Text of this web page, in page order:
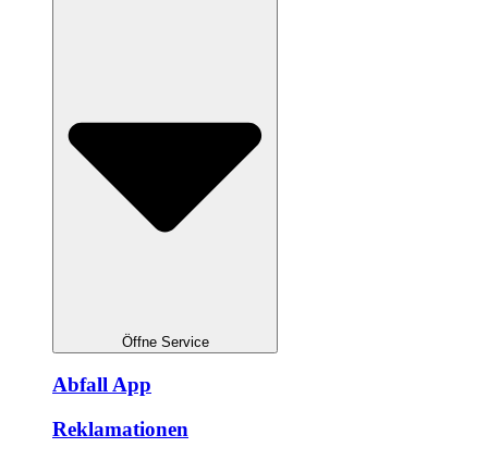
Öffne Service
Abfall App
Reklamationen